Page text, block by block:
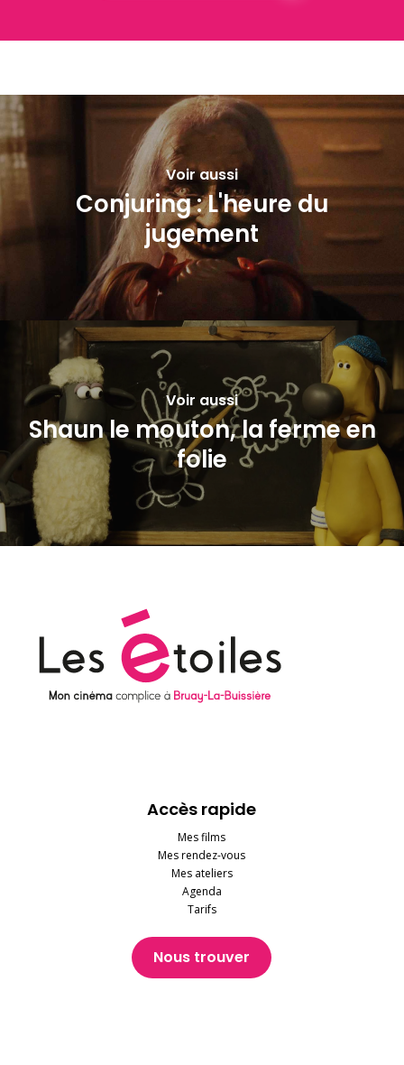
Voir aussi
Conjuring : L'heure du
jugement
Voir aussi
Shaun le mouton, la ferme en
folie
Accès rapide
Mes films
Mes rendez-vous
Mes ateliers
Agenda
Tarifs
Nous trouver